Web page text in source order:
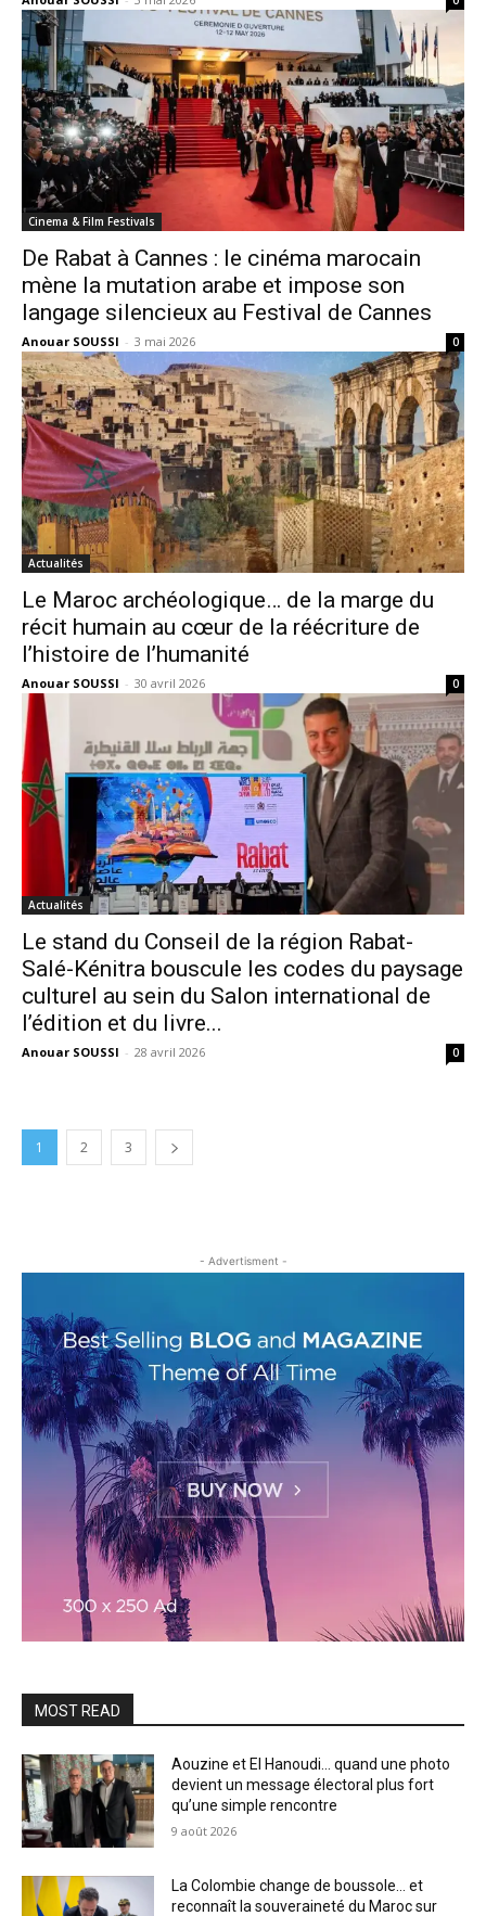
Cinema & Film Festivals
De Rabat à Cannes : le cinéma marocain
mène la mutation arabe et impose son
langage silencieux au Festival de Cannes
Anouar SOUSSI - 3 mai 2026 0
Actualités
Le Maroc archéologique… de la marge du
récit humain au cœur de la réécriture de
l’histoire de l’humanité
Anouar SOUSSI - 30 avril 2026 0
Actualités
Le stand du Conseil de la région Rabat-
Salé-Kénitra bouscule les codes du paysage
culturel au sein du Salon international de
l’édition et du livre...
Anouar SOUSSI - 28 avril 2026 0
1 2 3
- Advertisment -
MOST READ
Aouzine et El Hanoudi… quand une photo
devient un message électoral plus fort
qu’une simple rencontre
9 août 2026
La Colombie change de boussole… et
reconnaît la souveraineté du Maroc sur